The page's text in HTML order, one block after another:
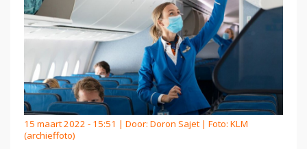
15 maart 2022 - 15:51 | Door: Doron Sajet | Foto: KLM
(archieffoto)